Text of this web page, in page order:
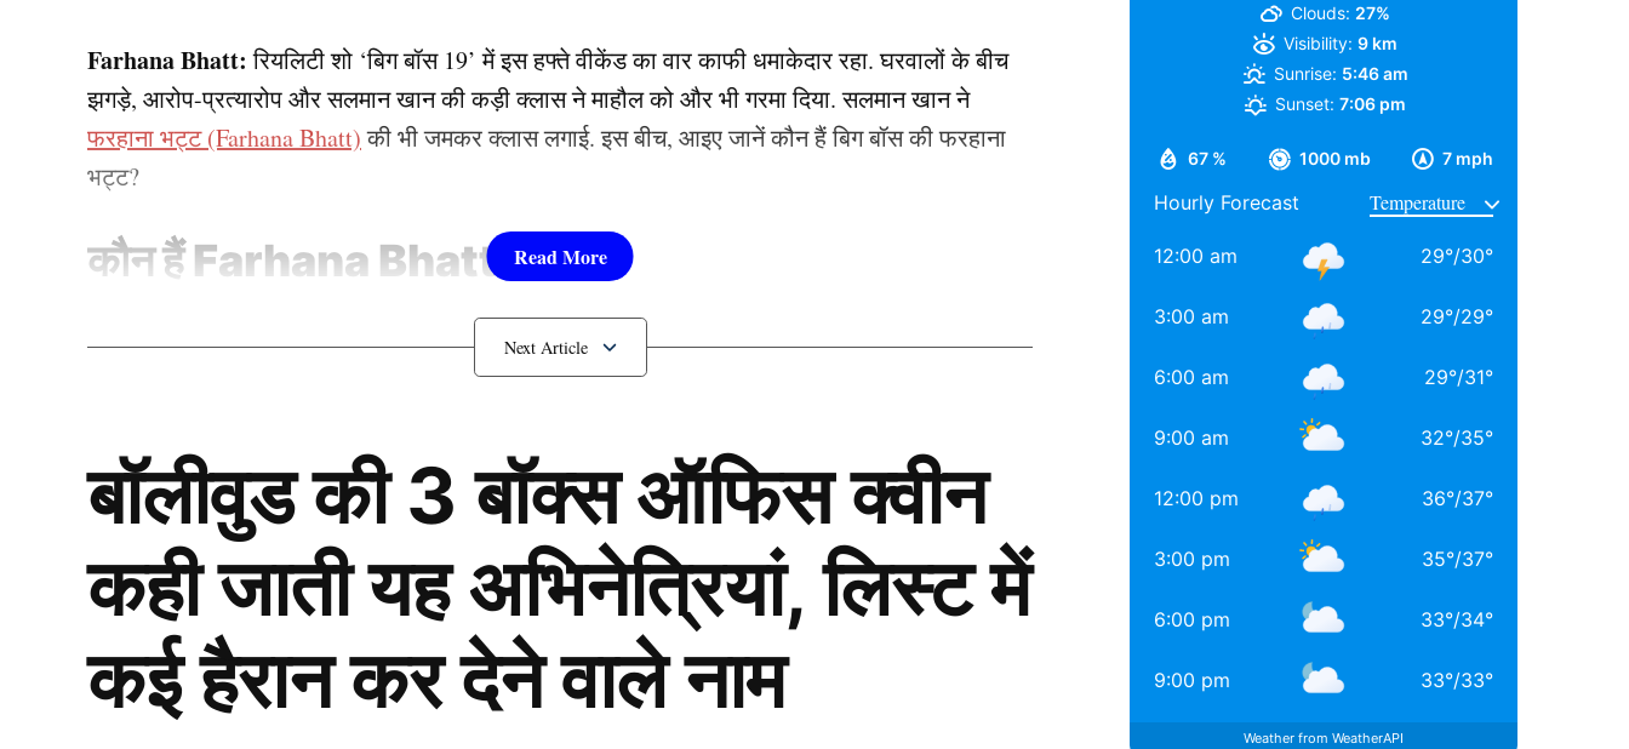
Farhana Bhatt: रियलिटी शो ‘बिग बॉस 19’ में इस हफ्ते वीकेंड का वार काफी धमाकेदार रहा. घरवालों के बीच
झगड़े, आरोप-प्रत्यारोप और सलमान खान की कड़ी क्लास ने माहौल को और भी गरमा दिया. सलमान खान ने
फरहाना भट्ट (Farhana Bhatt)की भी जमकर क्लास लगाई. इस बीच, आइए जानें कौन हैं बिग बॉस की फरहाना
भट्ट?
कौन हैं Farhana Bhatt?
बॉलीवुड की 3 बॉक्स ऑफिस क्वीन
कही जाती यह अभिनेत्रियां, लिस्ट में
कई हैरान कर देने वाले नाम
67 % 1000 mb 7 mph
Clouds: 27%
Visibility: 9 km
Sunrise: 5:46 am
Sunset: 7:06 pm
Hourly Forecast
12:00 am 29°/30°
3:00 am 29°/29°
6:00 am 29°/31°
9:00 am 32°/35°
12:00 pm 36°/37°
3:00 pm 35°/37°
6:00 pm 33°/34°
9:00 pm 33°/33°
Weather from WeatherAPI